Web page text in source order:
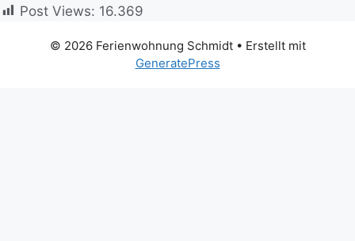
Post Views: 16.369
© 2026 Ferienwohnung Schmidt• Erstellt mit
GeneratePress